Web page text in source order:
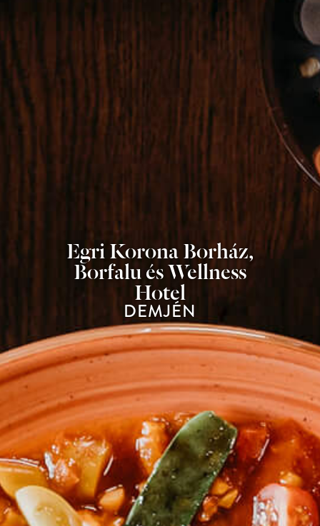
Egri Korona Borház,
Borfalu és Wellness
Hotel
DEMJÉN